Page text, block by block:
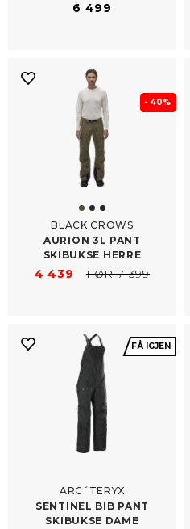
6 499
- 40%
BLACK CROWS
AURION 3L PANT
SKIBUKSE HERRE
4 439 FØR 7 399
FÅ IGJEN
ARC´TERYX
SENTINEL BIB PANT
SKIBUKSE DAME